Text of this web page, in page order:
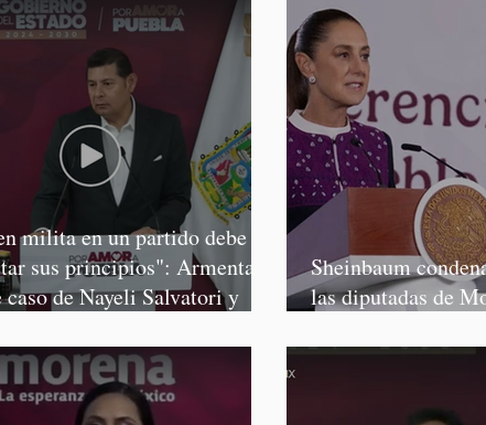
milita en un partido debe
sus principios": Armenta,
caso de Nayeli Salvatori y
Sheinbaum
las diputadas de